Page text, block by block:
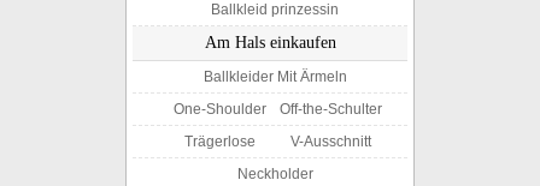
Ballkleid prinzessin
Am Hals einkaufen
Ballkleider Mit Ärmeln
One-Shoulder
Off-the-Schulter
Trägerlose
V-Ausschnitt
Neckholder